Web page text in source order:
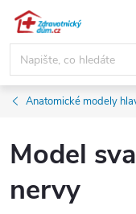
Přejít
obsah
Anatomické modely
Model
nervy